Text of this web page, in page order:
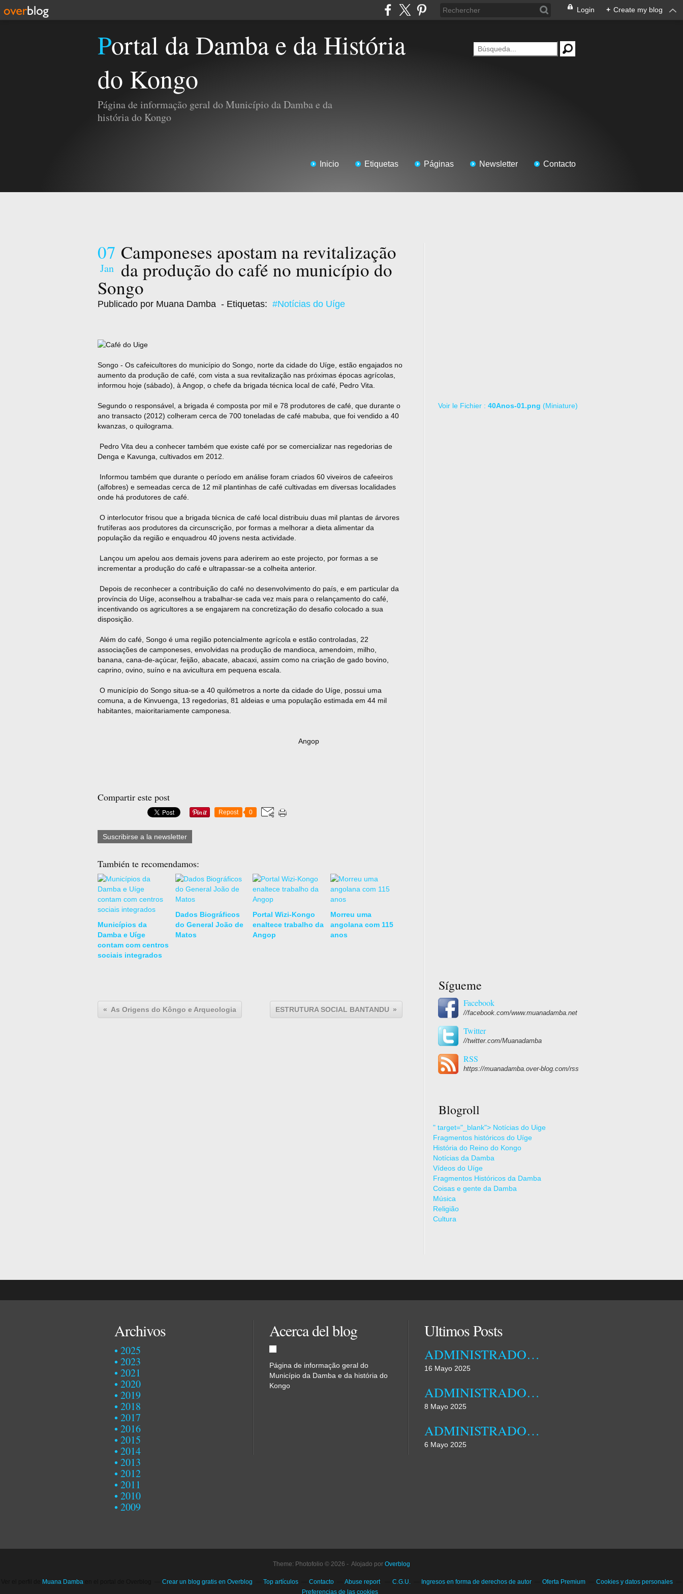
Login + Create my blog
Portal da Damba e da História
do Kongo
Página de informação geral do Município da Damba e da
história do Kongo
Inicio Etiquetas Páginas Newsletter Contacto
07
Jan
Camponeses apostam na revitalização
da produção do café no município do
Songo
Publicado por Muana Damba - Etiquetas: #Notícias do Uíge
Songo - Os cafeicultores do município do Songo, norte da cidade do Uíge, estão engajados no
aumento da produção de café, com vista a sua revitalização nas próximas épocas agrícolas,
informou hoje (sábado), à Angop, o chefe da brigada técnica local de café, Pedro Vita.
Segundo o responsável, a brigada é composta por mil e 78 produtores de café, que durante o
ano transacto (2012) colheram cerca de 700 toneladas de café mabuba, que foi vendido a 40
kwanzas, o quilograma.
Pedro Vita deu a conhecer também que existe café por se comercializar nas regedorias de
Denga e Kavunga, cultivados em 2012.
Informou também que durante o período em análise foram criados 60 viveiros de cafeeiros
(alfobres) e semeadas cerca de 12 mil plantinhas de café cultivadas em diversas localidades
onde há produtores de café.
O interlocutor frisou que a brigada técnica de café local distribuiu duas mil plantas de árvores
frutíferas aos produtores da circunscrição, por formas a melhorar a dieta alimentar da
população da região e enquadrou 40 jovens nesta actividade.
Lançou um apelou aos demais jovens para aderirem ao este projecto, por formas a se
incrementar a produção do café e ultrapassar-se a colheita anterior.
Depois de reconhecer a contribuição do café no desenvolvimento do país, e em particular da
província do Uíge, aconselhou a trabalhar-se cada vez mais para o relançamento do café,
incentivando os agricultores a se engajarem na concretização do desafio colocado a sua
disposição.
Além do café, Songo é uma região potencialmente agrícola e estão controladas, 22
associações de camponeses, envolvidas na produção de mandioca, amendoim, milho,
banana, cana-de-açúcar, feijão, abacate, abacaxi, assim como na criação de gado bovino,
caprino, ovino, suíno e na avicultura em pequena escala.
O município do Songo situa-se a 40 quilómetros a norte da cidade do Uíge, possui uma
comuna, a de Kinvuenga, 13 regedorias, 81 aldeias e uma população estimada em 44 mil
habitantes, maioritariamente camponesa.
Angop
Compartir este post
Repost 0
Suscribirse a la newsletter
También te recomendamos:
Municípios da
Damba e Uíge
contam com centros
sociais integrados
Dados Biográficos
do General João de
Matos
Portal Wizi-Kongo
enaltece trabalho da
Angop
Morreu uma
angolana com 115
anos
As Origens do Kôngo e Arqueologia ESTRUTURA SOCIAL BANTANDU
Voir le Fichier : 40Anos-01.png (Miniature)
Sígueme
Facebook
//facebook.com/www.muanadamba.net
Twitter
//twitter.com/Muanadamba
RSS
https://muanadamba.over-blog.com/rss
Blogroll
" target="_blank"> Notícias do Uige
Fragmentos históricos do Uíge
História do Reino do Kongo
Notícias da Damba
Vídeos do Uíge
Fragmentos Históricos da Damba
Coisas e gente da Damba
Música
Religião
Cultura
Archivos
2025
2023
2021
2020
2019
2018
2017
2016
2015
2014
2013
2012
2011
2010
2009
Acerca del blog
Página de informação geral do
Município da Damba e da história do
Kongo
Ultimos Posts
ADMINISTRADORA MUNICIPAL DA DAMBA RECEBEU ONTEM TÉCNICOS DA EMPRESA OSSIYETO
16 Mayo 2025
ADMINISTRADORA MUNICIPAL DA DAMBA REALIZOU HOJE JORNADA DE CAMPO
8 Mayo 2025
ADMINISTRADORA MUNICIPAL DA DAMBA DESTACA FAMÍLIA COMO NÚCLEO FUNDAMENTAL DA SOCIEDADE
6 Mayo 2025
Theme: Photofolio © 2026 - Alojado por Overblog
Muana Damba Crear un blog gratis en Overblog Top artículos Contacto Abuse report C.G.U. Ingresos en forma de derechos de autor Oferta Premium
Cookies y datos personales
Preferencias de las cookies